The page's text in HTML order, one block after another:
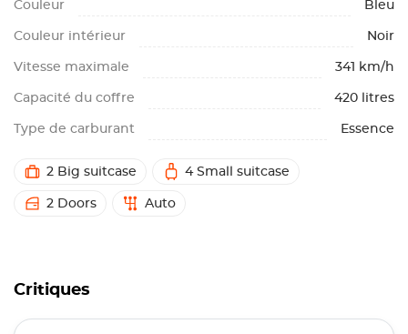
Couleur Bleu
Couleur intérieur Noir
Vitesse maximale 341 km/h
Capacité du coffre 420 litres
Type de carburant Essence
2 Big suitcase 4 Small suitcase
2 Doors Auto
Critiques